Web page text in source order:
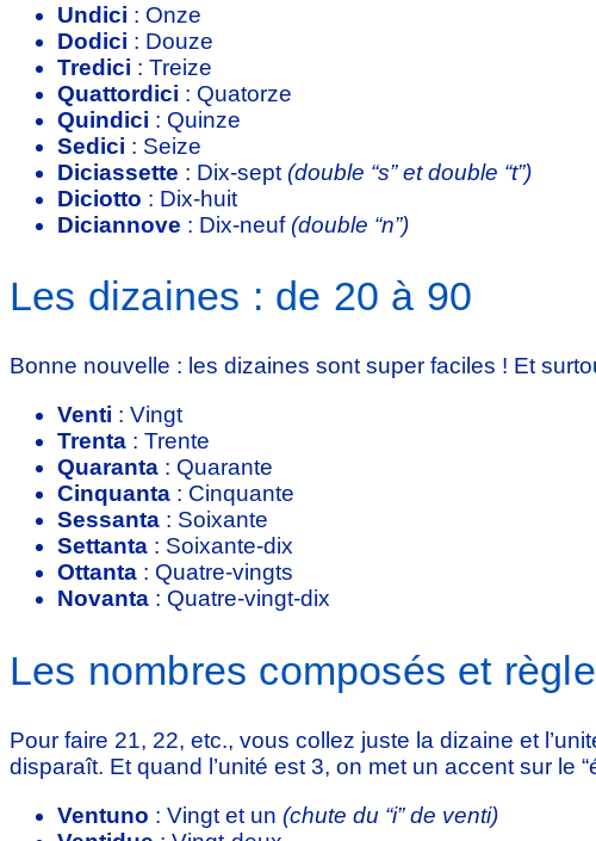
Undici : Onze
Dodici : Douze
Tredici : Treize
Quattordici : Quatorze
Quindici : Quinze
Sedici : Seize
Diciassette : Dix-sept (double “s” et double “t”)
Diciotto : Dix-huit
Diciannove : Dix-neuf(double “n”)
Les dizaines : de 20 à 90
Bonne nouvelle : les dizaines sont super faciles ! Et
Venti : Vingt
Trenta : Trente
Quaranta : Quarante
Cinquanta : Cinquante
Sessanta : Soixante
Settanta : Soixante-dix
Ottanta : Quatre-vingts
Novanta : Quatre-vingt-dix
Les nombres composés et
Pour faire 21, 22, etc., vous collez juste la dizaine et
disparaît. Et quand l’unité est 3, on met un accent sur le
Ventuno : Vingt et un (chute du “i” de venti)